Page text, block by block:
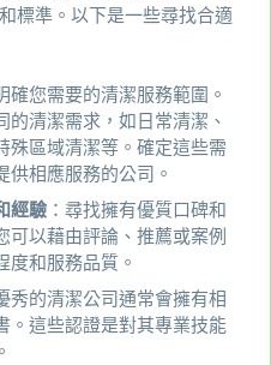
標準。以下是一些尋找合適
確您需要的清潔服務範圍。
的清潔需求，如日常清潔、
殊區域清潔等。確定這些需
供相應服務的公司。
經驗 ：尋找擁有優質口碑和
可以藉由評論、推薦或案例
度和服務品質。
秀的清潔公司通常會擁有相
。這些認證是對其專業技能